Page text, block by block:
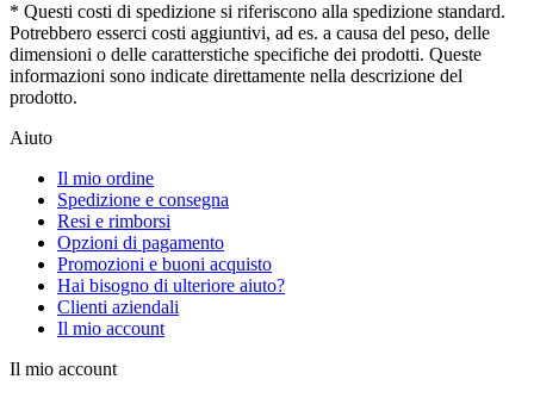
* Questi costi di spedizione si riferiscono alla spedizione standard.
Potrebbero esserci costi aggiuntivi, ad es. a causa del peso, delle
dimensioni o delle caratterstiche specifiche dei prodotti. Queste
informazioni sono indicate direttamente nella descrizione del
prodotto.
Aiuto
Il mio ordine
Spedizione e consegna
Resi e rimborsi
Opzioni di pagamento
Promozioni e buoni acquisto
Hai bisogno di ulteriore aiuto?
Clienti aziendali
Il mio account
Il mio account